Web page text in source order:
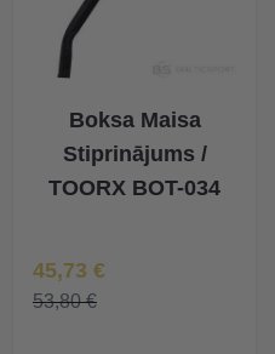
Boksa Maisa
Stiprinājums /
TOORX BOT-034
Īpaša Cena
45,73 €
53,80 €